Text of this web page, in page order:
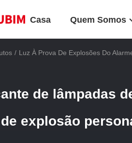
Casa Quem Somos
/ Luz À Prova De Explosões Do
de lâmpadas
explosão